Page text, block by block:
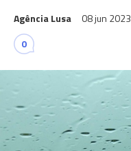
Agência Lusa 08 jun 2023
0